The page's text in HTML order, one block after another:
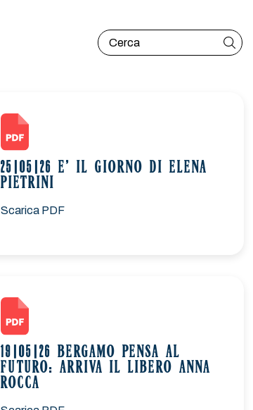
25|05|26 E’ IL GIORNO DI ELENA
PIETRINI
Scarica PDF
19|05|26 BERGAMO PENSA AL
FUTURO: ARRIVA IL LIBERO ANNA
ROCCA